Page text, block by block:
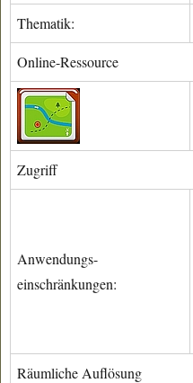
Thematik:
Online-Ressource
Zugriff
Anwendungs-
einschränkungen:
Räumliche Auflösung